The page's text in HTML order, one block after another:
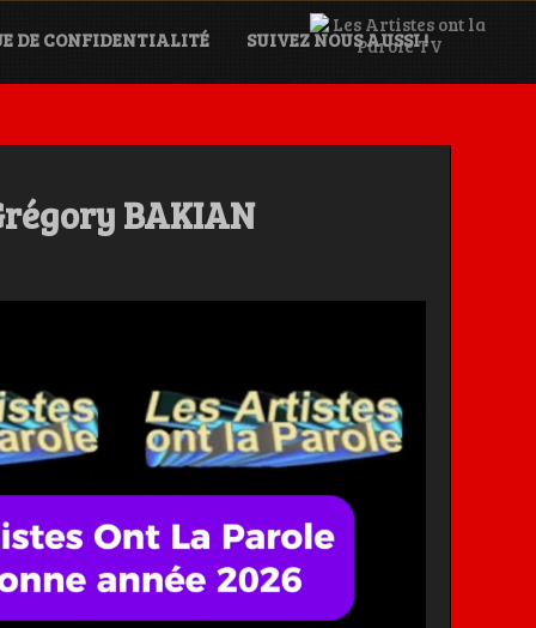
DE CONFIDENTIALITÉ SUIVEZ NOUS AUSSI !
BAKIAN